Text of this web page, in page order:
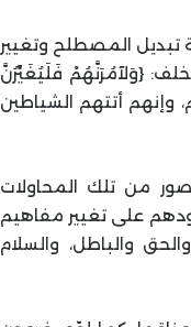
تبديل المصطلح وتغيير
{وَلآمُرَنَّهُمْ فَلَيُغَيِّرُنَّ
وإنهم أتتهم الشياطين
صور من تلك المحاولات
على تغيير مفاهيم
والباطل، والسلام